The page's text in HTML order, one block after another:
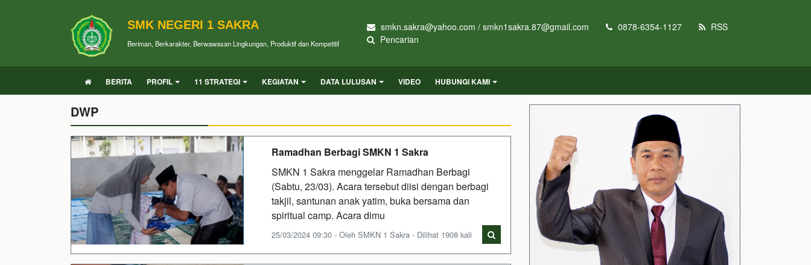
SMK NEGERI 1 SAKRA
Beriman, Berkarakter, Berwawasan Lingkungan, Produktif dan Kompetitif
smkn.sakra@yahoo.com / smkn1sakra.87@gmail.com 0878-6354-1127
RSS
Pencarian
BERITA PROFIL 11 STRATEGI KEGIATAN DATA LULUSAN VIDEO HUBUNGI KAMI
DWP
Ramadhan Berbagi SMKN 1 Sakra
SMKN 1 Sakra menggelar Ramadhan Berbagi
(Sabtu, 23/03). Acara tersebut diisi dengan berbagi
takjil, santunan anak yatim, buka bersama dan
spiritual camp. Acara dimu
25/03/2024 09:30 - Oleh SMKN 1 Sakra - Dilihat 1908 kali